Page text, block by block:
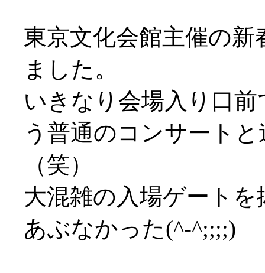
東京文化会館主催の
ました。
いきなり会場入り口
う普通のコンサート
（笑）
大混雑の入場ゲート
あぶなかった(^-^;;;;)